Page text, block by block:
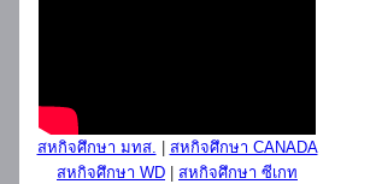
สหกิจศึกษา มทส.
สหกิจศึกษา CANADA
สหกิจศึกษา WD
สหกิจศึกษา ซีเกท